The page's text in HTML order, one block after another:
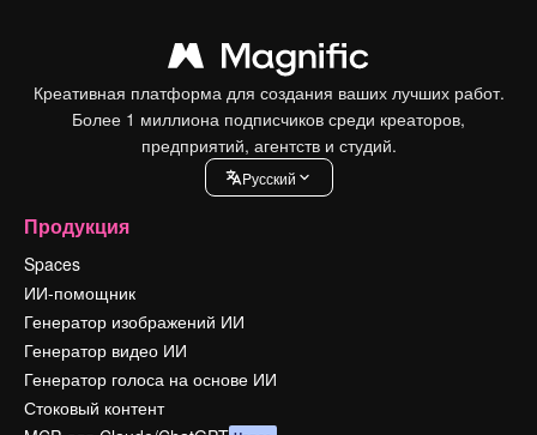
Креативная платформа для создания ваших лучших работ.
Более 1 миллиона подписчиков среди креаторов,
предприятий, агентств и студий.
Pусский
Продукция
Spaces
ИИ-помощник
Генератор изображений ИИ
Генератор видео ИИ
Генератор голоса на основе ИИ
Стоковый контент